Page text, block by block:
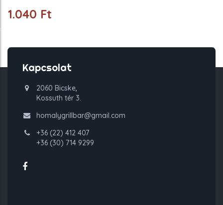
1.040 Ft
Kapcsolat
2060 Bicske,
Kossuth tér 3.
homalygrillbar@gmail.com
+36 (22) 412 407
+36 (30) 714 9299